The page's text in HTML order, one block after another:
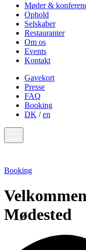
Møder &
Ophold
Selskaber
Restauranter
Om os
Events
Kontakt
Gavekort
Presse
FAQ
Booking
DK / en
Booking
Mødested